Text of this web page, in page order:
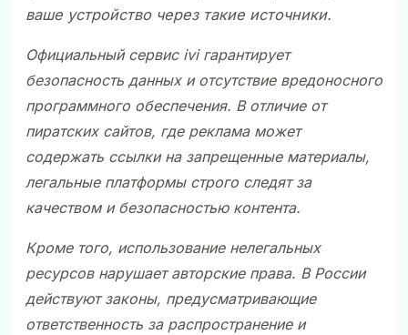
ваше устройство через такие источники.
Официальный сервис ivi гарантирует
безопасность данных и отсутствие вредоносного
программного обеспечения. В отличие от
пиратских сайтов, где реклама может
содержать ссылки на запрещенные материалы,
легальные платформы строго следят за
качеством и безопасностью контента.
Кроме того, использование нелегальных
ресурсов нарушает авторские права. В России
действуют законы, предусматривающие
ответственность за распространение и